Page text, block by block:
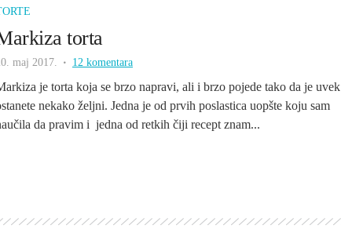
torta
maj 2017. 12 komentara
je torta koja se brzo napravi, ali i brzo pojede tako da je uvek
nekako željni. Jedna je od prvih poslastica uopšte koju sam
da pravim i jedna od retkih čiji recept znam...